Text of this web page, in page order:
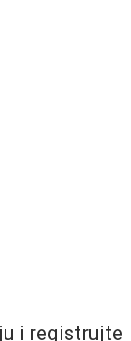
i registrujte